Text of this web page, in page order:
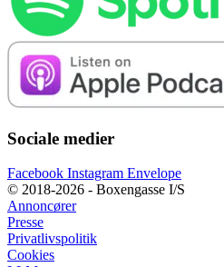
Sociale medier
Facebook Instagram Envelope
© 2018-2026 - Boxengasse I/S
Annoncører
Presse
Privatlivspolitik
Cookies